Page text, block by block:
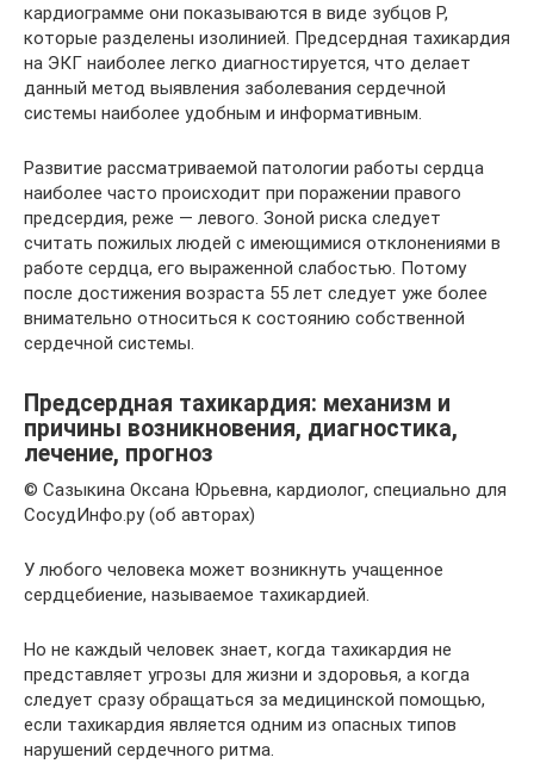
кардиограмме они показываются в виде зубцов Р,
которые разделены изолинией. Предсердная тахикардия
на ЭКГ наиболее легко диагностируется, что делает
данный метод выявления заболевания сердечной
системы наиболее удобным и информативным.
Развитие рассматриваемой патологии работы сердца
наиболее часто происходит при поражении правого
предсердия, реже — левого. Зоной риска следует
считать пожилых людей с имеющимися отклонениями в
работе сердца, его выраженной слабостью. Потому
после достижения возраста 55 лет следует уже более
внимательно относиться к состоянию собственной
сердечной системы.
Предсердная тахикардия: механизм и
причины возникновения, диагностика,
лечение, прогноз
© Сазыкина Оксана Юрьевна, кардиолог, специально для
СосудИнфо.ру (об авторах)
У любого человека может возникнуть учащенное
сердцебиение, называемое тахикардией.
Но не каждый человек знает, когда тахикардия не
представляет угрозы для жизни и здоровья, а когда
следует сразу обращаться за медицинской помощью,
если тахикардия является одним из опасных типов
нарушений сердечного ритма.